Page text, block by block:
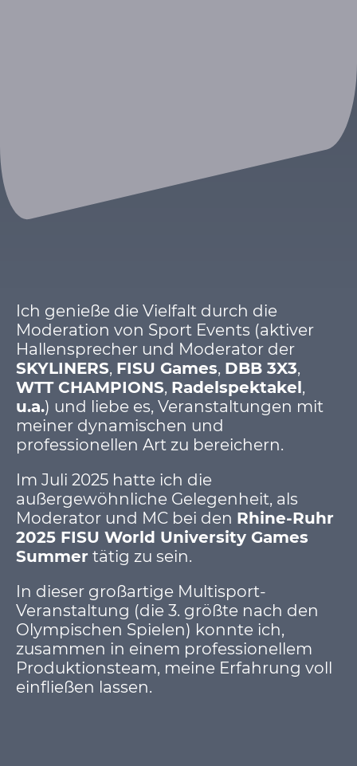
Ich genieße die Vielfalt durch die
Moderation von Sport Events (aktiver
Hallensprecher und Moderator der
SKYLINERS, FISU Games, DBB 3X3,
WTT CHAMPIONS, Radelspektakel,
u.a.) und liebe es, Veranstaltungen mit
meiner dynamischen und
professionellen Art zu bereichern.
Im Juli 2025 hatte ich die
außergewöhnliche Gelegenheit, als
Moderator und MC bei den Rhine-Ruhr
2025 FISU World University Games
Summer tätig zu sein.
In dieser großartige Multisport-
Veranstaltung (die 3. größte nach den
Olympischen Spielen) konnte ich,
zusammen in einem professionellem
Produktionsteam, meine Erfahrung voll
einfließen lassen.